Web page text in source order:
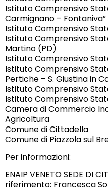
Istituto Comprensivo
Carmignano – Fontaniva”
Istituto Comprensivo
Istituto Comprensivo
Martino (PD)
Istituto Comprensivo
Istituto Comprensivo
Pertiche – S. Giustina in
Istituto Comprensivo
Istituto Comprensivo
Camera di Commercio
Agricoltura
Comune di Cittadella
Comune di Piazzola sul
Per informazioni:
ENAIP VENETO SEDE DI
riferimento: Francesca